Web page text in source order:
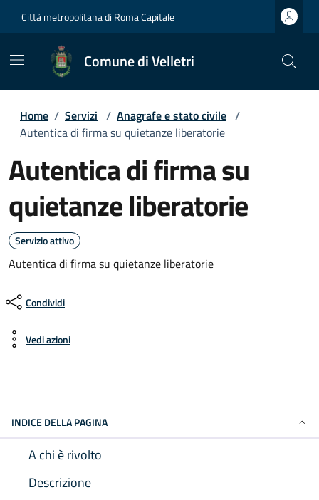
Città metropolitana di Roma Capitale
Comune di Velletri
Home / Servizi / Anagrafe e stato civile /
Autentica di firma su quietanze liberatorie
Autentica di firma su
quietanze liberatorie
Servizio attivo
Autentica di firma su quietanze liberatorie
Condividi
Vedi azioni
INDICE DELLA PAGINA
A chi è rivolto
Descrizione